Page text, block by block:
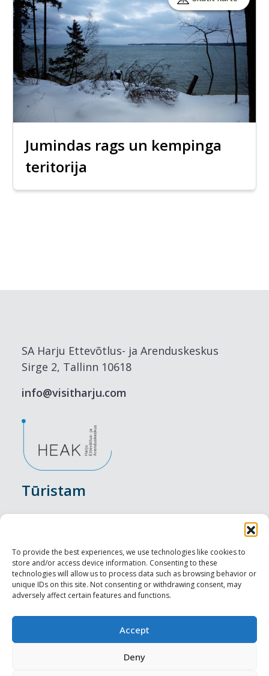
To provide the best experiences, we use technologies like cookies to
store and/or access device information. Consenting to these
technologies will allow us to process data such as browsing behavior or
unique IDs on this site. Not consenting or withdrawing consent, may
adversely affect certain features and functions.
Accept
Deny
Jumindas rags un kempinga
teritorija
SA Harju Ettevõtlus- ja Arenduskeskus
Sirge 2, Tallinn 10618
info@visitharju.com
Tūristam
Nakšņošana
Vietas maltītei
Apskates objekti
Profesionāliem